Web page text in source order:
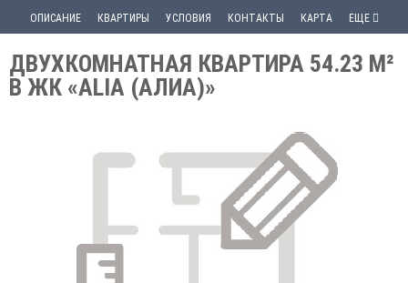
ОПИСАНИЕ КВАРТИРЫ УСЛОВИЯ КОНТАКТЫ КАРТА ЕЩЕ
ДВУХКОМНАТНАЯ КВАРТИРА 54.23 М²
В ЖК «ALIA (АЛИА)»